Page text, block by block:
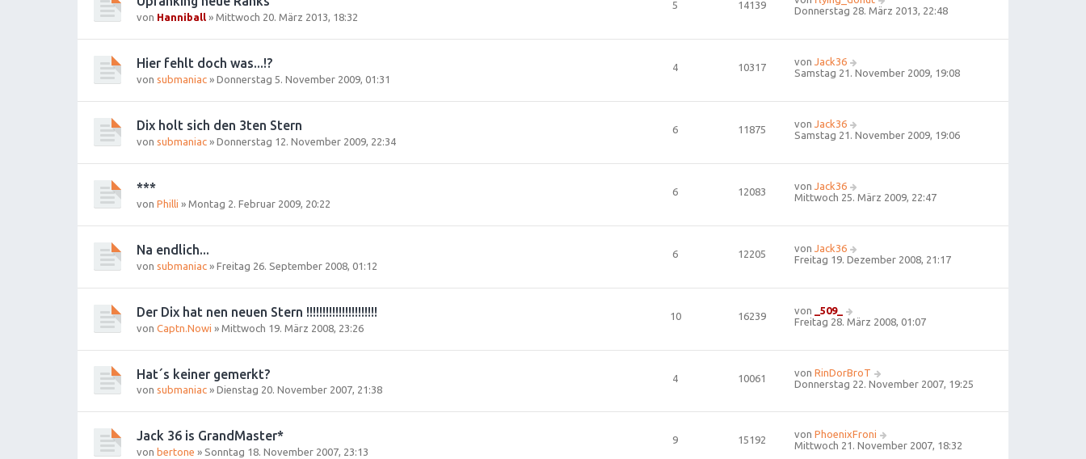
von Hanniball » Mittwoch 20. März 2013, 18:32
5 14139
Donnerstag 28. März 2013, 22:48
Hier fehlt doch was...!?
von submaniac » Donnerstag 5. November 2009, 01:31
4 10317 von Jack36
Samstag 21. November 2009, 19:08
Dix holt sich den 3ten Stern
von submaniac » Donnerstag 12. November 2009, 22:34
6 11875 von Jack36
Samstag 21. November 2009, 19:06
***
von Philli » Montag 2. Februar 2009, 20:22
6 12083 von Jack36
Mittwoch 25. März 2009, 22:47
Na endlich...
von submaniac » Freitag 26. September 2008, 01:12
6 12205 von Jack36
Freitag 19. Dezember 2008, 21:17
Der Dix hat nen neuen Stern !!!!!!!!!!!!!!!!!!!!!!
von Captn.Nowi » Mittwoch 19. März 2008, 23:26
10 16239 von
_509_
Freitag 28. März 2008, 01:07
Hat´s keiner gemerkt?
von submaniac » Dienstag 20. November 2007, 21:38
4 10061 von RinDorBroT
Donnerstag 22. November 2007, 19:25
Jack 36 is GrandMaster*
von bertone » Sonntag 18. November 2007, 23:13
9 15192 von PhoenixFroni
Mittwoch 21. November 2007, 18:32